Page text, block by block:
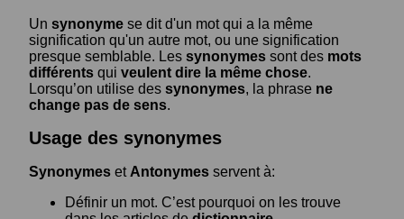
Un synonyme se dit d'un mot qui a la même
signification qu'un autre mot, ou une signification
presque semblable. Les synonymes sont des mots
différents qui veulent dire la même chose.
Lorsqu’on utilise des synonymes, la phrase ne
change pas de sens.
Usage des synonymes
Synonymes et Antonymes servent à:
Définir un mot. C’est pourquoi on les trouve